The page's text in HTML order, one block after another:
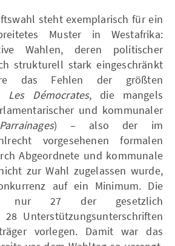
steht exemplarisch für ein
Muster in Westafrika:
Wahlen, deren politischer
strukturell stark eingeschränkt
das Fehlen der größten
Les Démocrates, die mangels
und kommunaler
) – also der im
vorgesehenen formalen
Abgeordnete und kommunale
zur Wahl zugelassen wurde,
auf ein Minimum. Die
nur 27 der gesetzlich
28 Unterstützungsunterschriften
vorlegen. Damit war das